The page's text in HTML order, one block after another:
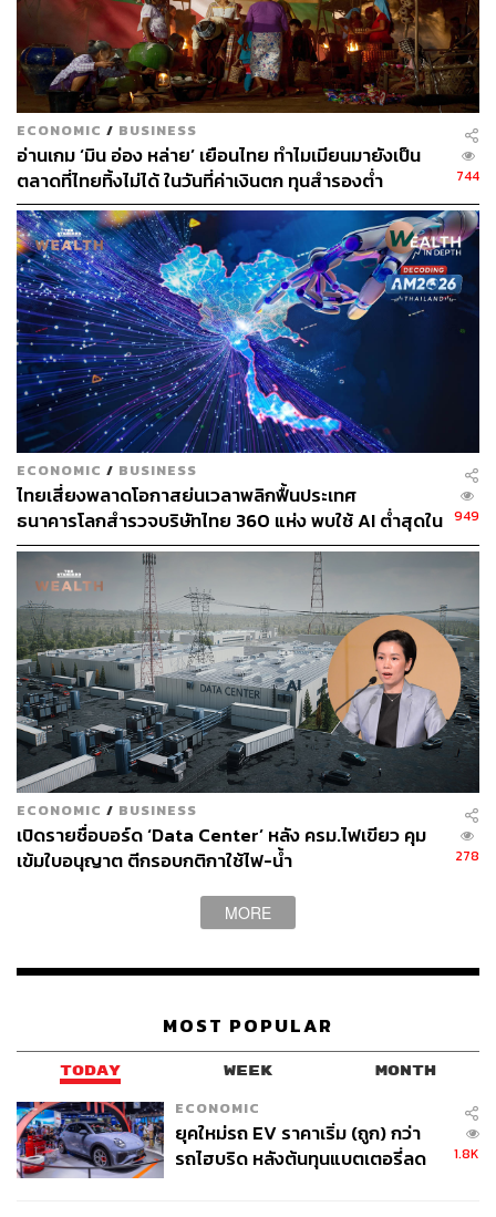
อุตสาหกรรมแห่งประเทศไทย (ส.อ.ท.)
ชี้ความเข้าใจผิด ‘โรงกลั่น’ และผู้ค้ามาตรา 7 คือผู้แบก
รับภาระกองทุนน้ำมันฯ
รุ่งนภา ยังได้ชี้แจงถึงความเข้าใจผิดครั้งใหญ่ของสังคมที่
มองว่ากองทุนน้ำมันเชื้อเพลิงนำเงินมาอุ้มโรงกลั่น ความเป็น
จริงแล้ว โรงกลั่นและผู้ค้ามาตรา 7 คือผู้แบกรับภาระกองทุน
น้ำมัน
กลไกที่แท้จริงคือ โรงกลั่นจะต้องเป็นผู้ขายน้ำมันหน้าโรง
กลั่นในราคาที่ถูกลงตามที่รัฐกำหนด โดยต้องควักกระเป๋า
จ่ายส่วนต่างต้นทุนไปก่อน เช่น ต้นทุนน้ำมันอยู่ที่ 50 บาทต่อ
ลิตร แต่รัฐให้ขาย 30 บาทต่อลิตร ส่วนต่าง 20 บาทต่อลิตร
นั้นโรงกลั่นต้องเป็นคนออกไปก่อน แล้วจึงไปทำเรื่องเบิกคืน
จากกองทุนน้ำมันฯ ในภายหลัง
ในภาวะปกติ กองทุนน้ำมันฯ จะใช้เวลาจ่ายเงินคืนโรงกลั่น
ภายใน 3-6 เดือน ซึ่งเป็นเงินที่รัฐจะคืนให้ภายหลังแบบไม่มี
ดอกเบี้ย แต่ในช่วงวิกฤตสงครามรัสเซีย-ยูเครนที่ผ่านมา โรง
กลั่นต้องแบกรับภาระรอเงินคืนนานกว่า 2 ปี
ดังนั้น เม็ดเงินที่กองทุนน้ำมันฯ ติดลบอยู่ประมาณ 40,000
ล้านบาทในขณะนี้นั้น แท้จริงแล้วคือ ‘เงินของโรงกลั่น’ ที่
ภาครัฐค้างชำระอยู่ทั้งสิ้น และในปัจจุบัน รัฐก็ยังคงให้โรง
กลั่นแบกรับภาระอุดหนุนราคาอยู่อีกกว่า 10 บาทต่อลิตร
ความเสี่ยงโรงกลั่นขาดสภาพคล่อง บาดแผล 2 ขาที่อาจ
ทำให้น้ำมันขาดแคลน
สถานการณ์ปัจจุบันทำให้กลุ่มโรงกลั่นกำลังเผชิญกับบาดแผล
2 ขา (Double Impact) นั่นคือ
ต้องใช้เงินสดไปซื้อน้ำมันดิบในต้นทุนที่แพงขึ้นกว่า 2
รุ่งนภา เปิดเผยต่อว่า ได้แจ้งไปยังภาครัฐแล้วว่า ขณะนี้โรง
กลั่นบางแห่งที่มีฐานะทางการเงินไม่แข็งแรง อาจจะเผชิญกับ
ปัญหาสภาพคล่องตามมาได้ หากโรงกลั่นไม่มีเงินสดไปซื้อ
น้ำมันดิบเข้ามากลั่น จะส่งผลให้ปริมาณน้ำมันไม่เพียงพอ
และผู้ที่จะเดือดร้อนที่สุดคือประชาชน ภาระอีกเรื่องหนึ่ง คือ
ECONOMIC / BUSINESS
อ่านเกม ‘มิน อ่อง หล่าย’ เยือนไทย ทำไมเมียนมายังเป็น
ตลาดที่ไทยทิ้งไม่ได้ ในวันที่ค่าเงินตก ทุนสำรองต่ำ
744
ECONOMIC / BUSINESS
ไทยเสี่ยงพลาดโอกาสย่นเวลาพลิกฟื้นประเทศ
ธนาคารโลกสำรวจบริษัทไทย 360 แห่ง พบใช้ AI ต่ำสุดใน
กลุ่ม ตามหลังเคนยาและไนจีเรียเกือบ 4 เท่า
949
ECONOMIC / BUSINESS
เปิดรายชื่อบอร์ด ‘Data Center’ หลัง ครม.ไฟเขียว คุม
เข้มใบอนุญาต ตีกรอบกติกาใช้ไฟ-น้ำ
278
MORE
MOST POPULAR
TODAY WEEK MONTH
ECONOMIC
ยุคใหม่รถ EV ราคาเริ่ม (ถูก) กว่า
รถไฮบริด หลังต้นทุนแบตเตอรี่ลด
1.8K